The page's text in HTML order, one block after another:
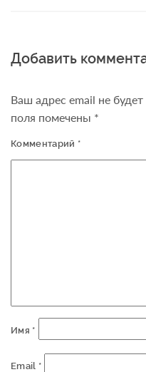
Добавить
Ваш адрес email не будет
поля помечены *
Комментарий *
Имя *
Email *